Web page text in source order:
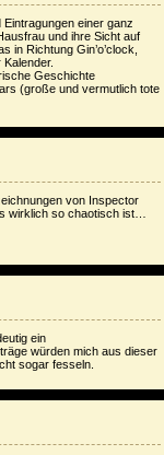
einer ganz
und ihre Sicht auf
in Richtung Gin’o’clock,
Geschichte
(große und vermutlich tote
von Inspector
wirklich so chaotisch ist…
ein
würden mich aus dieser
sogar fesseln.